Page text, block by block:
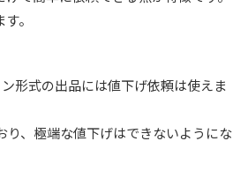
。
形式の出品には値下げ依頼は使えま
り、極端な値下げはできないようにな